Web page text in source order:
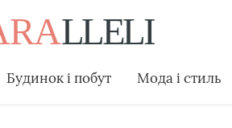
Будинок і побут Мода і стиль